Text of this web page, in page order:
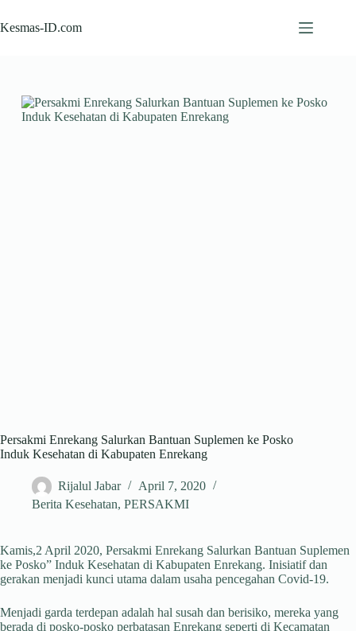
to
content
Kesmas-ID.com
Persakmi Enrekang Salurkan Bantuan Suplemen ke Posko
Induk Kesehatan di Kabupaten Enrekang
Rijalul Jabar
April 7, 2020
Berita Kesehatan, PERSAKMI
Kamis,2 April 2020, Persakmi Enrekang Salurkan Bantuan Suplemen
ke Posko” Induk Kesehatan di Kabupaten Enrekang. Inisiatif dan
gerakan menjadi kunci utama dalam usaha pencegahan Covid-19.
Menjadi garda terdepan adalah hal susah dan berisiko, mereka yang
berada di posko-posko perbatasan Enrekang seperti di Kecamatan